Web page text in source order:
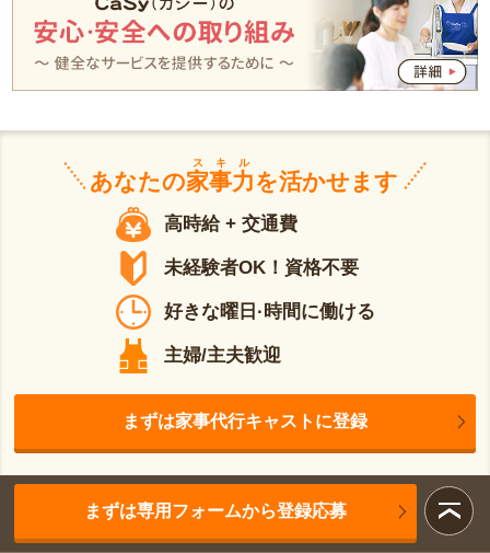
あなたの家事力
スキル
を活かせます
高時給 + 交通費
未経験者OK！資格不要
好きな曜日·時間に働ける
主婦/主夫歓迎
まずは家事代行キャストに登録
まずは専用フォームから登録応募